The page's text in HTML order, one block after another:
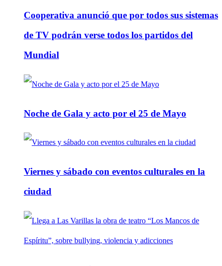
Cooperativa anunció que por todos sus sistemas
de TV podrán verse todos los partidos del
Mundial
Noche de Gala y acto por el 25 de Mayo
Viernes y sábado con eventos culturales en la
ciudad